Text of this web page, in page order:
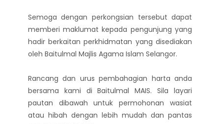
Semoga dengan perkongsian tersebut dapat
memberi maklumat kepada pengunjung yang
hadir berkaitan perkhidmatan yang disediakan
oleh Baitulmal Majlis Agama Islam Selangor.
Rancang dan urus pembahagian harta anda
bersama kami di Baitulmal MAIS. Sila layari
pautan dibawah untuk permohonan wasiat
atau hibah dengan lebih mudah dan pantas